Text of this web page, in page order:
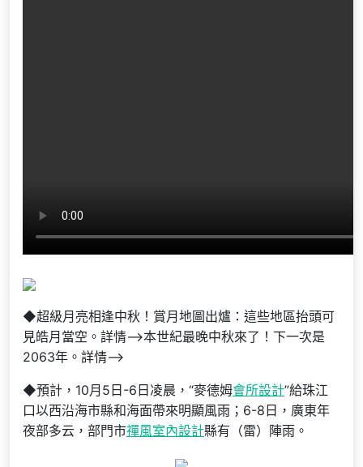
◆超級月亮相逢中秋！賞月地圖出爐：這些地區抬頭可
見皓月當空。詳情–>本世紀最晚中秋來了！下一次是
2063年。詳情–>
◆預計，10月5日-6日凌晨，“麥德姆會所設計”給珠江
口以西沿海市縣和海面帶來明顯風雨；6-8日，廣東年
夜部多云，部門市禪風室內設計縣有（雷）陣雨。